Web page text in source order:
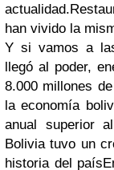
han vivido la
Y si vamos a
llegó al poder,
8.000 millones
la economía
anual superior
Bolivia tuvo un
historia del país